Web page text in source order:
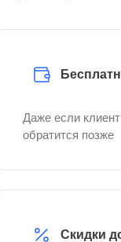
Даже если
обратится позже
Скидки